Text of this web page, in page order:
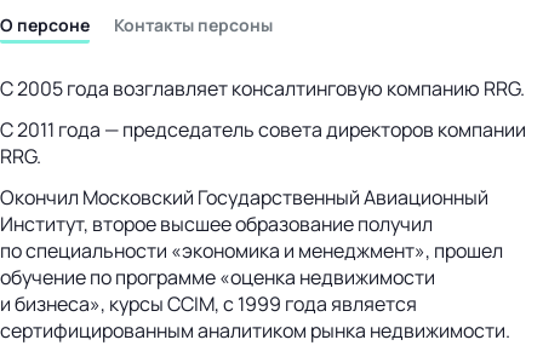
бизнес-центр
О персоне Контакты персоны
С 2005 года возглавляет консалтинговую компанию RRG.
С 2011 года — председатель совета директоров компании
RRG.
Окончил Московский Государственный Авиационный
Институт, второе высшее образование получил
по специальности «экономика и менеджмент», прошел
обучение по программе «оценка недвижимости
и бизнеса», курсы CCIM, с 1999 года является
сертифицированным аналитиком рынка недвижимости.